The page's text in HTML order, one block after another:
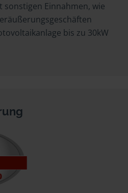
Einnahmen, wie
bis zu 30kW